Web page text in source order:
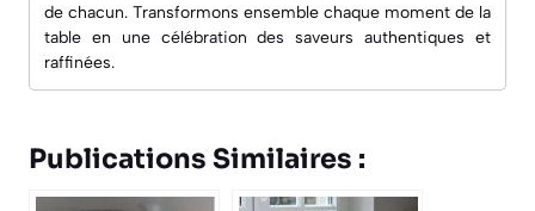
de chacun. Transformons ensemble chaque moment de la
table en une célébration des saveurs authentiques et
raffinées.
Publications Similaires :